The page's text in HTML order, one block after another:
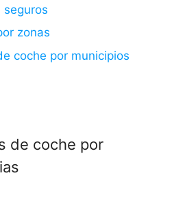
seguros
zonas
coche por municipios
de coche por